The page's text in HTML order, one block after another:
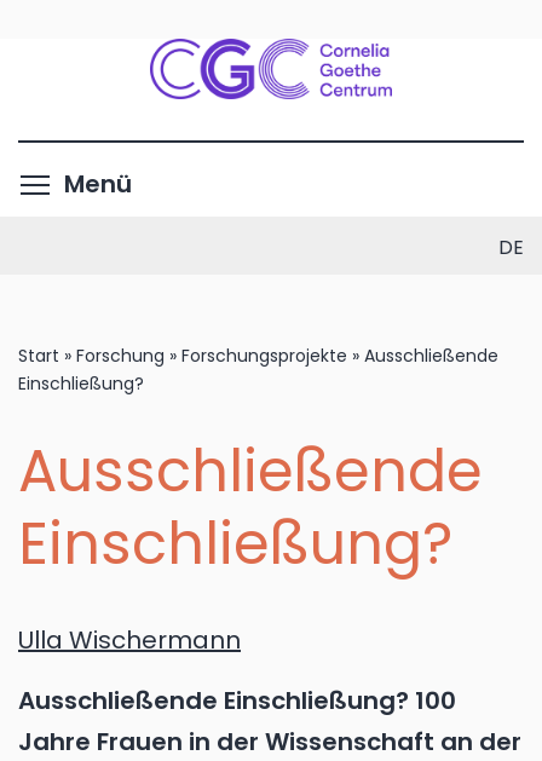
Inhalt
Menü
DE
Start » Forschung » Forschungsprojekte » Ausschließende
Einschließung?
Ausschließende
Einschließung?
Ulla Wischermann
Ausschließende Einschließung? 100
Jahre Frauen in der Wissenschaft an der